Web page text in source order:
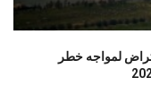
صاروخ اعتراض لمواجه خطر